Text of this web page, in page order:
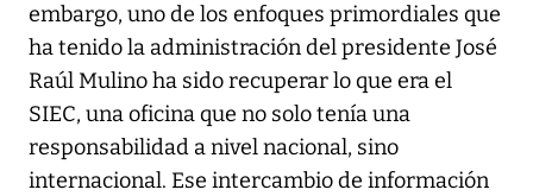
embargo, uno de los enfoques primordiales que
ha tenido la administración del presidente José
Raúl Mulino ha sido recuperar lo que era el
SIEC, una oficina que no solo tenía una
responsabilidad a nivel nacional, sino
internacional. Ese intercambio de información